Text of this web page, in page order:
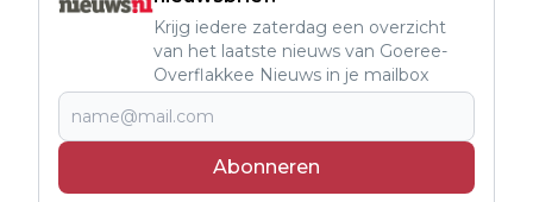
Krijg iedere zaterdag een overzicht
van het laatste nieuws van Goeree-
Overflakkee Nieuws in je mailbox
Abonneren